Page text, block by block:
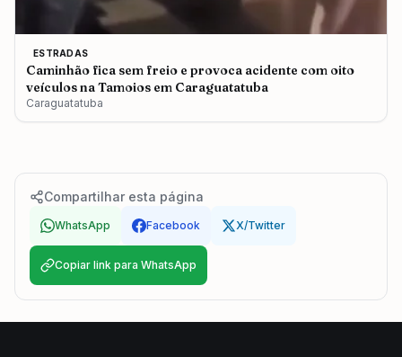
ESTRADAS
Caminhão fica sem freio e provoca acidente com oito
veículos na Tamoios em Caraguatatuba
Caraguatatuba
Compartilhar esta página
WhatsApp Facebook X/Twitter
Copiar link para WhatsApp